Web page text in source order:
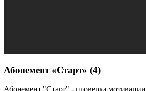
Абонемент «Старт» (4)
Абонемент "Старт" - проверка